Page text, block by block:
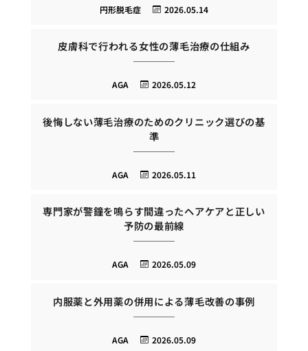
2026.05.14
円形脱毛症
皮膚科で行われる女性の薄毛治療の仕組み
2026.05.12
AGA
後悔しない薄毛治療のためのクリニック選びの基
準
2026.05.11
AGA
専門家が警鐘を鳴らす間違ったヘアケアと正しい
予防の最前線
2026.05.09
AGA
内服薬と外用薬の併用による薄毛改善の事例
2026.05.09
AGA